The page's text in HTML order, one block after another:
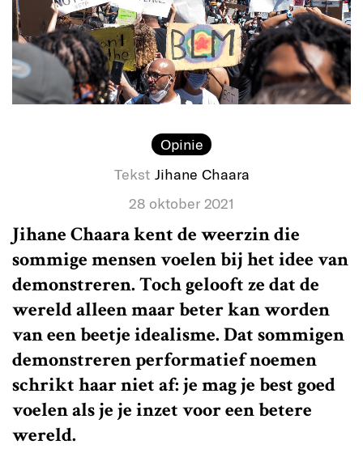
Opinie
Tekst Jihane Chaara
28 oktober 2021
Jihane Chaara kent de weerzin die
sommige mensen voelen bij het idee van
demonstreren. Toch gelooft ze dat de
wereld alleen maar beter kan worden
van een beetje idealisme. Dat sommigen
demonstreren performatief noemen
schrikt haar niet af: je mag je best goed
voelen als je je inzet voor een betere
wereld.